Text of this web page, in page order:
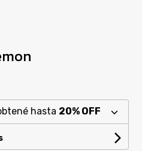
hasta 20% OFF